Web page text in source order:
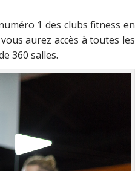
1 des clubs fitness en
aurez accès à toutes les
360 salles.